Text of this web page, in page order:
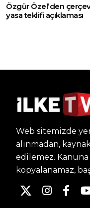
Özgür Özel’den
yasa teklifi açıklaması
Web sitemizde
alınmadan,
edilemez. Kanuna
kopyalanamaz,